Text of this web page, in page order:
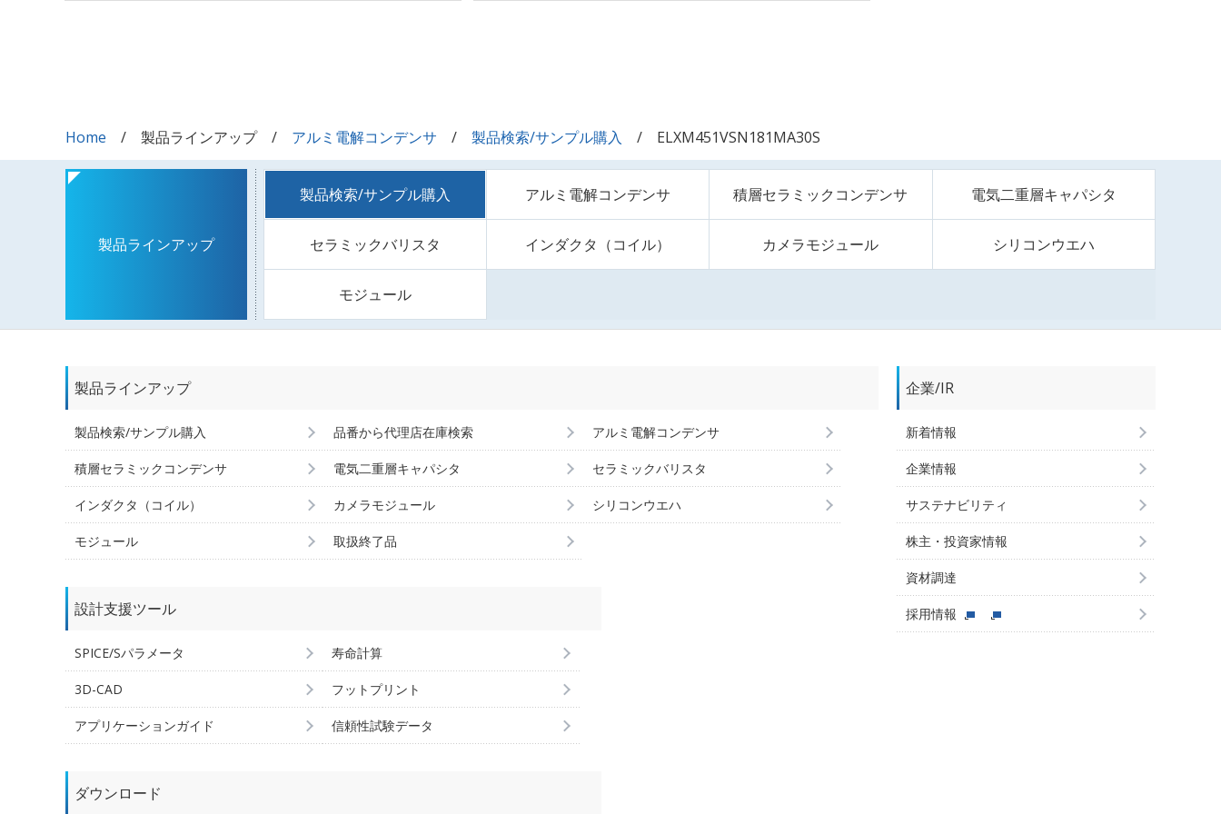
Home 製品ラインアップ アルミ電解コンデンサ 製品検索/サンプル購入 ELXM451VSN181MA30S
製品ラインアップ
製品検索/サンプル購入 アルミ電解コンデンサ 積層セラミックコンデンサ 電気二重層キャパシタ
セラミックバリスタ インダクタ（コイル） カメラモジュール シリコンウエハ
モジュール
製品ラインアップ
製品検索/サンプル購入 品番から代理店在庫検索 アルミ電解コンデンサ
積層セラミックコンデンサ 電気二重層キャパシタ セラミックバリスタ
インダクタ（コイル） カメラモジュール シリコンウエハ
モジュール 取扱終了品
設計支援ツール
SPICE/Sパラメータ 寿命計算
3D-CAD フットプリント
アプリケーションガイド 信頼性試験データ
ダウンロード
企業/IR
新着情報
企業情報
サステナビリティ
株主・投資家情報
資材調達
採用情報